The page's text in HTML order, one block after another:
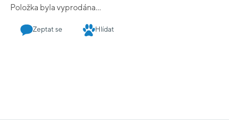
Položka byla vyprodána…
Zeptat se Hlídat